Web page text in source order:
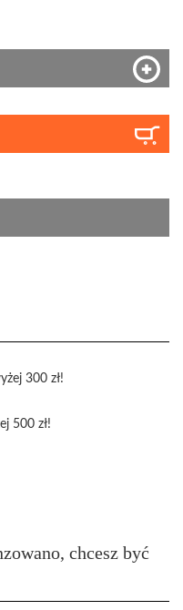
300 zł!
500 zł!
chcesz być